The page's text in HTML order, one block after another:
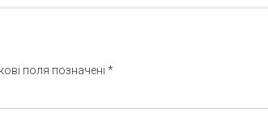
поля позначені *